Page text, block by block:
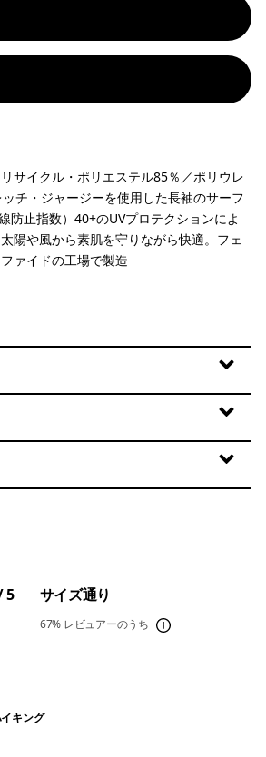
サイクル・ポリエステル85％／ポリウレ
チ・ジャージーを使用した長袖のサーフ
防止指数）40+のUVプロテクションによ
陽や風から素肌を守りながら快適。フェ
ァイドの工場で製造
5 サイズ通り
67% レビュアーのうち
キング